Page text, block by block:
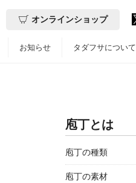
オンラインショップ
お知らせ タダフサについて
庖丁とは
庖丁の種類
庖丁の素材